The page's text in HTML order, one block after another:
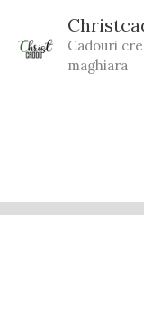
content
Cadouri
maghiara